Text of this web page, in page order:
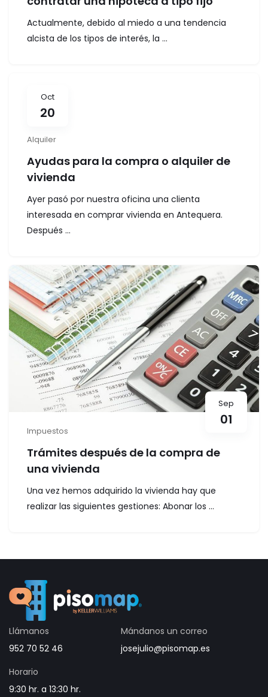
Actualmente, debido al miedo a una tendencia
alcista de los tipos de interés, la ...
Oct
20
Alquiler
Ayudas para la compra o alquiler de
vivienda
Ayer pasó por nuestra oficina una clienta
interesada en comprar vivienda en Antequera.
Después ...
Sep
01
Impuestos
Trámites después de la compra de
una vivienda
Una vez hemos adquirido la vivienda hay que
realizar las siguientes gestiones: Abonar los ...
Llámanos
952 70 52 46
Mándanos un correo
josejulio@pisomap.es
Horario
9:30 hr. a 13:30 hr.